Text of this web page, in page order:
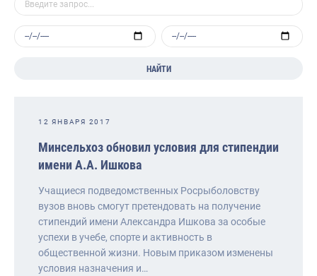
НАЙТИ
12 ЯНВАРЯ 2017
Минсельхоз обновил условия для стипендии
имени А.А. Ишкова
Учащиеся подведомственных Росрыболовству
вузов вновь смогут претендовать на получение
стипендий имени Александра Ишкова за особые
успехи в учебе, спорте и активность в
общественной жизни. Новым приказом изменены
условия назначения и…